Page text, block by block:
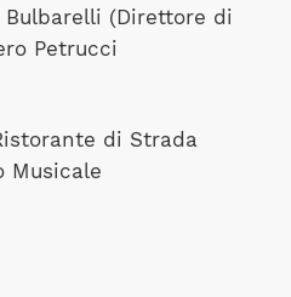
Bulbarelli (Direttore di
Petrucci
di Strada
Musicale